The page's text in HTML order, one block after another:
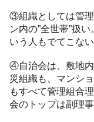
③組織としては管
ン内の”全世帯”扱
いう人もでてこな
④自治会は、敷地
災組織も、マンシ
もすべて管理組合
会のトップは副理